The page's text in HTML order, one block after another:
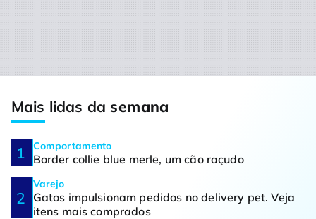
Mais lidas dasemana
Comportamento
Border collie blue merle, um cão raçudo
Varejo
Gatos impulsionam pedidos no delivery pet. Veja
itens mais comprados